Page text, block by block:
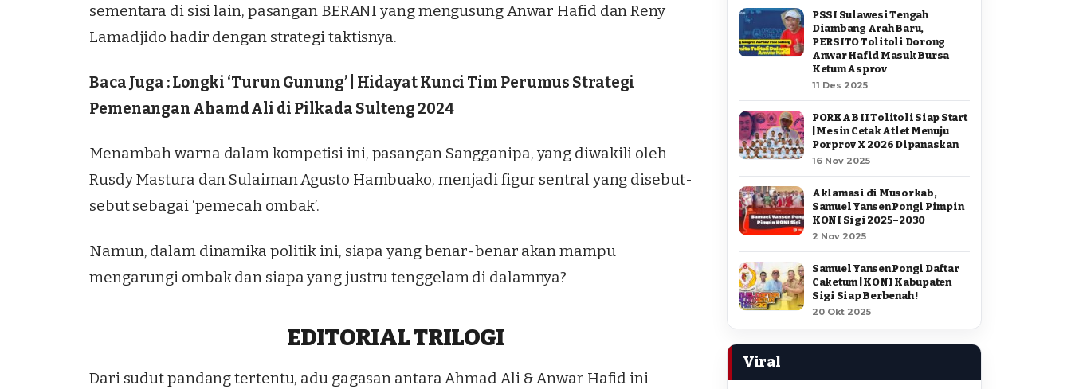
sementara di sisi lain, pasangan BERANI yang mengusung Anwar Hafid dan Reny
Lamadjido hadir dengan strategi taktisnya.
Baca Juga :Longki ‘Turun Gunung’ | Hidayat Kunci Tim Perumus Strategi
Pemenangan Ahamd Ali di Pilkada Sulteng 2024
Menambah warna dalam kompetisi ini, pasangan Sangganipa, yang diwakili oleh
Rusdy Mastura dan Sulaiman Agusto Hambuako, menjadi figur sentral yang disebut-
sebut sebagai ‘pemecah ombak’.
Namun, dalam dinamika politik ini, siapa yang benar-benar akan mampu
mengarungi ombak dan siapa yang justru tenggelam di dalamnya?
EDITORIAL TRILOGI
Dari sudut pandang tertentu, adu gagasan antara Ahmad Ali & Anwar Hafid ini
PSSI Sulawesi Tengah
Diambang Arah Baru,
PERSITO Tolitoli Dorong
Anwar Hafid Masuk Bursa
Ketum Asprov
11 Des 2025
PORKAB II Tolitoli Siap Start
| Mesin Cetak Atlet Menuju
Porprov X 2026 Dipanaskan
16 Nov 2025
Aklamasi di Musorkab,
Samuel Yansen Pongi Pimpin
KONI Sigi 2025–2030
2 Nov 2025
Samuel Yansen Pongi Daftar
Caketum | KONI Kabupaten
Sigi Siap Berbenah !
20 Okt 2025
Viral